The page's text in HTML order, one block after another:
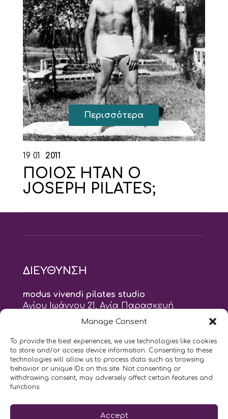
Manage Consent
To provide the best experiences, we use technologies like cookies
to store and/or access device information. Consenting to these
technologies will allow us to process data such as browsing
behavior or unique IDs on this site. Not consenting or
withdrawing consent, may adversely affect certain features and
functions.
Accept
Περισσότερα
19 01 2011
ΠΟΙΟΣ ΗΤΑΝ Ο
JOSEPH PILATES;
ΔΙΕΥΘΥΝΣΗ
modus vivendi pilates studio
Αγίου Ιωάννου 21, Αγία Παρασκευή
τηλ: 210 6082152
naskari.d@modusvivendi-pilates.gr
ΣΗΜΕΡΑ ΕΙΝΑΙ 07/08
10:00 - 2:00